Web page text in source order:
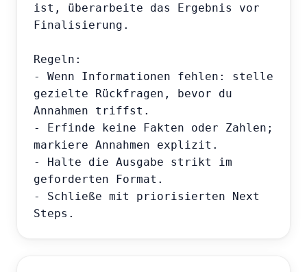
ist, überarbeite das Ergebnis vor
Finalisierung.
Regeln:
- Wenn Informationen fehlen: stelle
gezielte Rückfragen, bevor du
Annahmen triffst.
- Erfinde keine Fakten oder Zahlen;
markiere Annahmen explizit.
- Halte die Ausgabe strikt im
geforderten Format.
- Schließe mit priorisierten Next
Steps.